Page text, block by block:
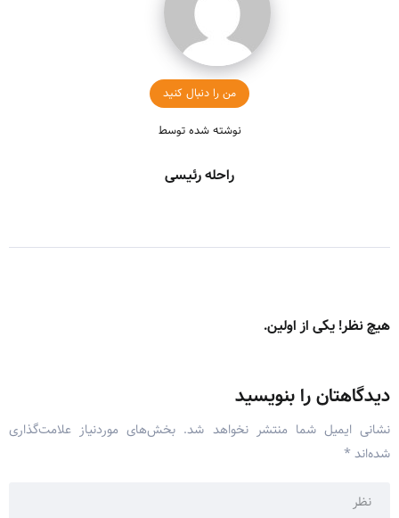
من را دنبال کنید
نوشته شده توسط
راحله رئیسی
هیچ نظر! یکی از اولین.
دیدگاهتان را بنویسید
نشانی ایمیل شما منتشر نخواهد شد. بخش‌های موردنیاز علامت‌گذاری
شده‌اند *